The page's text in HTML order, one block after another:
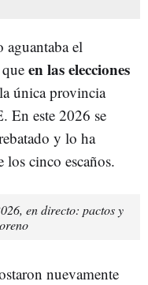
aguantaba el
en las elecciones
única provincia
En este 2026 se
y lo ha
los cinco escaños.
en directo: pactos y
nuevamente